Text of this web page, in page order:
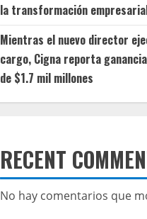
la transformación
Mientras el nuevo director
cargo, Cigna reporta
de $1.7 mil millones
RECENT
No hay comentarios que